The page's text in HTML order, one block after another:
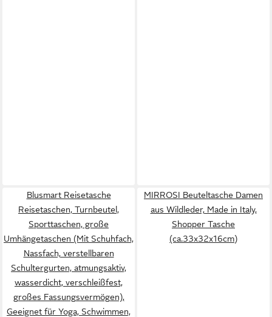
Blusmart Reisetasche
Reisetaschen, Turnbeutel,
Sporttaschen, große
Umhängetaschen (Mit Schuhfach,
Nassfach, verstellbaren
Schultergurten, atmungsaktiv,
wasserdicht, verschleißfest,
großes Fassungsvermögen),
Geeignet für Yoga, Schwimmen,
MIRROSI Beuteltasche Damen
aus Wildleder, Made in Italy,
Shopper Tasche
(ca.33x32x16cm)